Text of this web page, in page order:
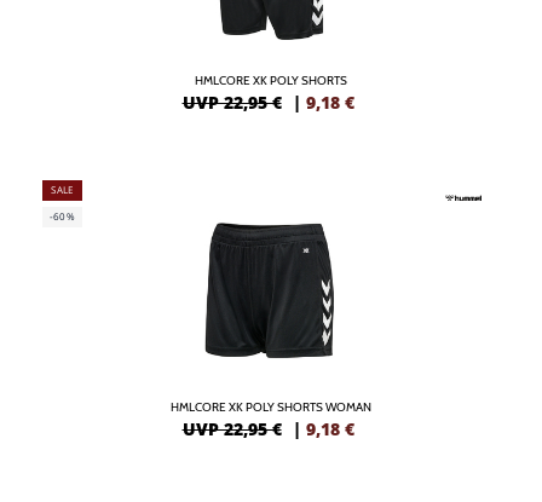
HMLCORE XK POLY SHORTS
UVP 22,95 € | 9,18 €
SALE
-60%
HMLCORE XK POLY SHORTS WOMAN
UVP 22,95 € | 9,18 €